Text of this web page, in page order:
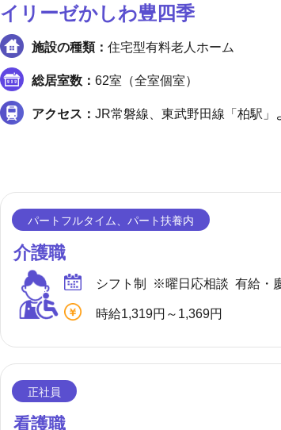
イリーゼかしわ豊四季
施設の種類： 住宅型有料老人ホーム
総居室数： 62室（全室個室）
アクセス： JR常磐線、東武野田線「柏駅」よ
介護職
シフト制 ※曜日応相談 有給・
時給1,319円～1,369円
看護職